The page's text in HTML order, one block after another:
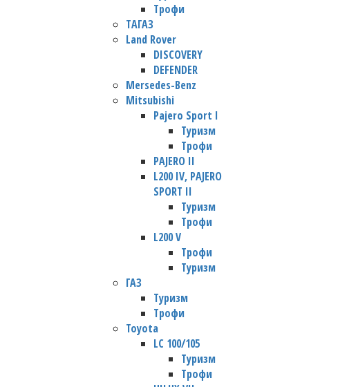
Трофи
TАГАЗ
Land Rover
DISCOVERY
DEFENDER
Mersedes-Benz
Mitsubishi
Pajero Sport I
Туризм
Трофи
PAJERO II
L200 IV, PAJERO
SPORT II
Туризм
Трофи
L200 V
Трофи
Туризм
ГАЗ
Туризм
Трофи
Toyota
LC 100/105
Туризм
Трофи